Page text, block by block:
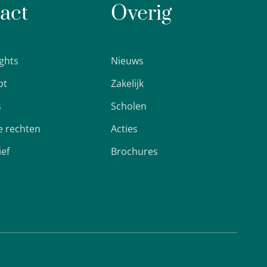
rechten
Overig
Nieuws
Zakelijk
Scholen
Acties
Brochures